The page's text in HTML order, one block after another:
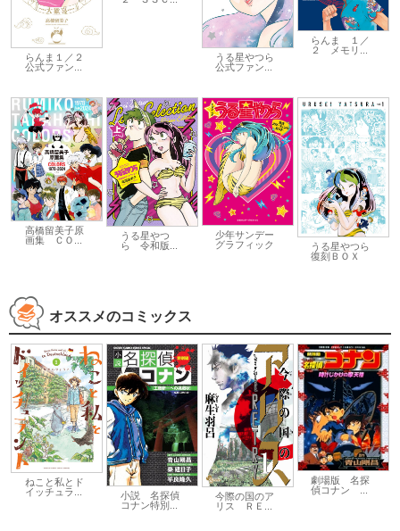
らんま１／２
公式ファン...
うる星やつら
公式ファン...
らんま １／
２ メモリ...
高橋留美子原
画集 ＣＯ...
うる星やつ
ら 令和版...
少年サンデー
グラフィック
うる星やつら
復刻ＢＯＸ
オススメのコミックス
ねこと私とド
イッチュラ...
小説 名探偵
コナン特別...
今際の国のア
リス ＲＥ...
劇場版 名探
偵コナン ...